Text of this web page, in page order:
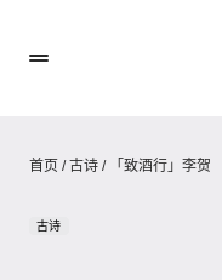
首页 /古诗 / 「致酒行」李贺
古诗